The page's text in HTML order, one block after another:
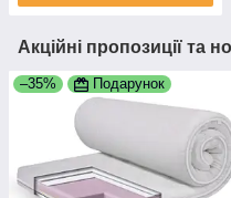
Акційні пропозиції та
–35% Подарунок